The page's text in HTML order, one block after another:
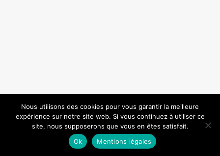
Nous utilisons des cookies pour vous garantir la meilleure
expérience sur notre site web. Si vous continuez à utiliser ce
site, nous supposerons que vous en êtes satisfait.
Ok
Mentions légales